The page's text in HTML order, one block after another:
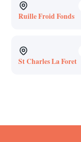
Ruille Froid Fonds
St Charles La Foret